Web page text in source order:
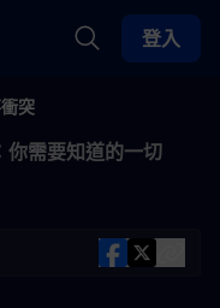
登入
突
你需要知道的一切